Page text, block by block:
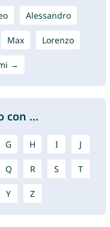
Alessandro
Max Lorenzo
→
con ...
G H I J
Q R S T
Y Z